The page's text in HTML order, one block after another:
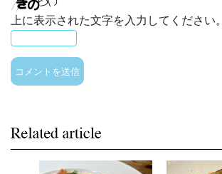
上に表示された文字を入力してください。